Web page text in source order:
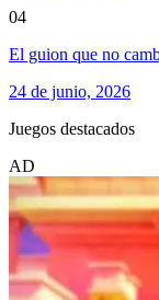
04
El guion que no
24 de junio, 2026
Juegos destacados
AD